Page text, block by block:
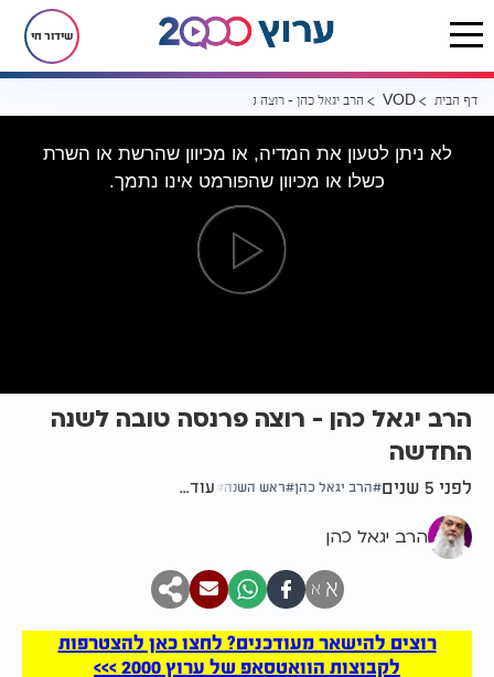
שידור חי
דף הבית VOD הרב יגאל כהן - רוצה פרנסה טובה לשנה החדשה
לא ניתן לטעון את המדיה, או מכיוון שהרשת או השרת
כשלו או מכיוון שהפורמט אינו נתמך.
הרב יגאל כהן - רוצה פרנסה טובה לשנה
החדשה
לפני 5 שנים הרב יגאל כהן ראש השנה עוד...
הרב יגאל כהן
א א
רוצים להישאר מעודכנים? לחצו כאן להצטרפות
לקבוצות הוואטסאפ של ערוץ 2000 >>>